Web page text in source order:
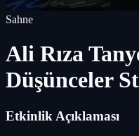
Sahne
Ali Rıza
Düşünceler
Etkinlik Açıklaması